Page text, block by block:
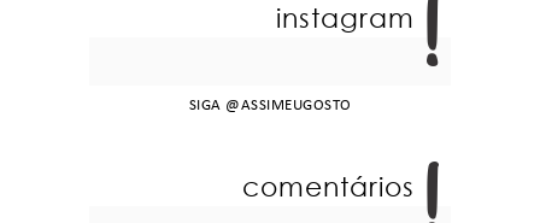
instagram
SIGA @ASSIMEUGOSTO
comentários